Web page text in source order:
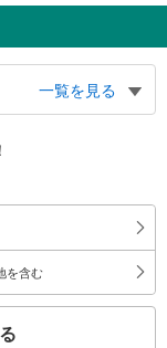
一覧を見る
を含む